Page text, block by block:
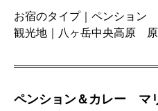
お宿のタイプ｜ペンション
観光地｜八ヶ岳中央高原
ペンション＆カレー マ